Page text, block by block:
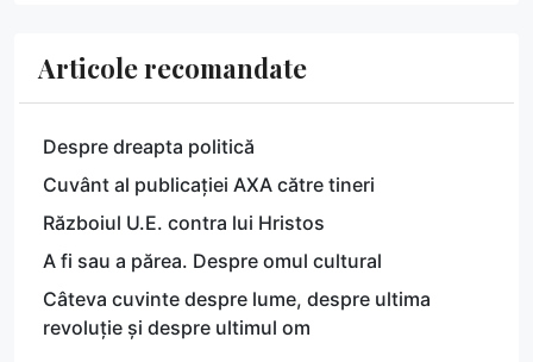
Articole recomandate
Despre dreapta politică
Cuvânt al publicației AXA către tineri
Războiul U.E. contra lui Hristos
A fi sau a părea. Despre omul cultural
Câteva cuvinte despre lume, despre ultima
revoluție și despre ultimul om